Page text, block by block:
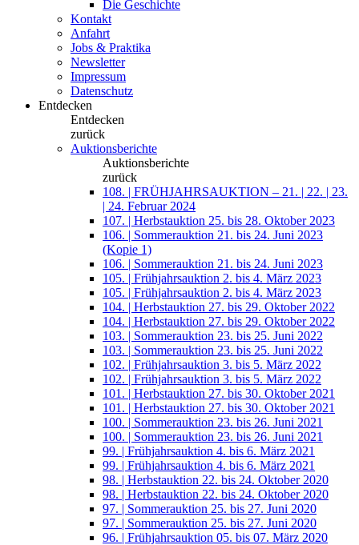
Die Geschichte
Kontakt
Anfahrt
Jobs & Praktika
Newsletter
Impressum
Datenschutz
Entdecken
Entdecken
zurück
Auktionsberichte
Auktionsberichte
zurück
108. | FRÜHJAHRSAUKTION – 21. | 22. | 23.
| 24. Februar 2024
107. | Herbstauktion 25. bis 28. Oktober 2023
106. | Sommerauktion 21. bis 24. Juni 2023
(Kopie 1)
106. | Sommerauktion 21. bis 24. Juni 2023
105. | Frühjahrsauktion 2. bis 4. März 2023
105. | Frühjahrsauktion 2. bis 4. März 2023
104. | Herbstauktion 27. bis 29. Oktober 2022
104. | Herbstauktion 27. bis 29. Oktober 2022
103. | Sommerauktion 23. bis 25. Juni 2022
103. | Sommerauktion 23. bis 25. Juni 2022
102. | Frühjahrsauktion 3. bis 5. März 2022
102. | Frühjahrsauktion 3. bis 5. März 2022
101. | Herbstauktion 27. bis 30. Oktober 2021
101. | Herbstauktion 27. bis 30. Oktober 2021
100. | Sommerauktion 23. bis 26. Juni 2021
100. | Sommerauktion 23. bis 26. Juni 2021
99. | Frühjahrsauktion 4. bis 6. März 2021
99. | Frühjahrsauktion 4. bis 6. März 2021
98. | Herbstauktion 22. bis 24. Oktober 2020
98. | Herbstauktion 22. bis 24. Oktober 2020
97. | Sommerauktion 25. bis 27. Juni 2020
97. | Sommerauktion 25. bis 27. Juni 2020
96. | Frühjahrsauktion 05. bis 07. März 2020